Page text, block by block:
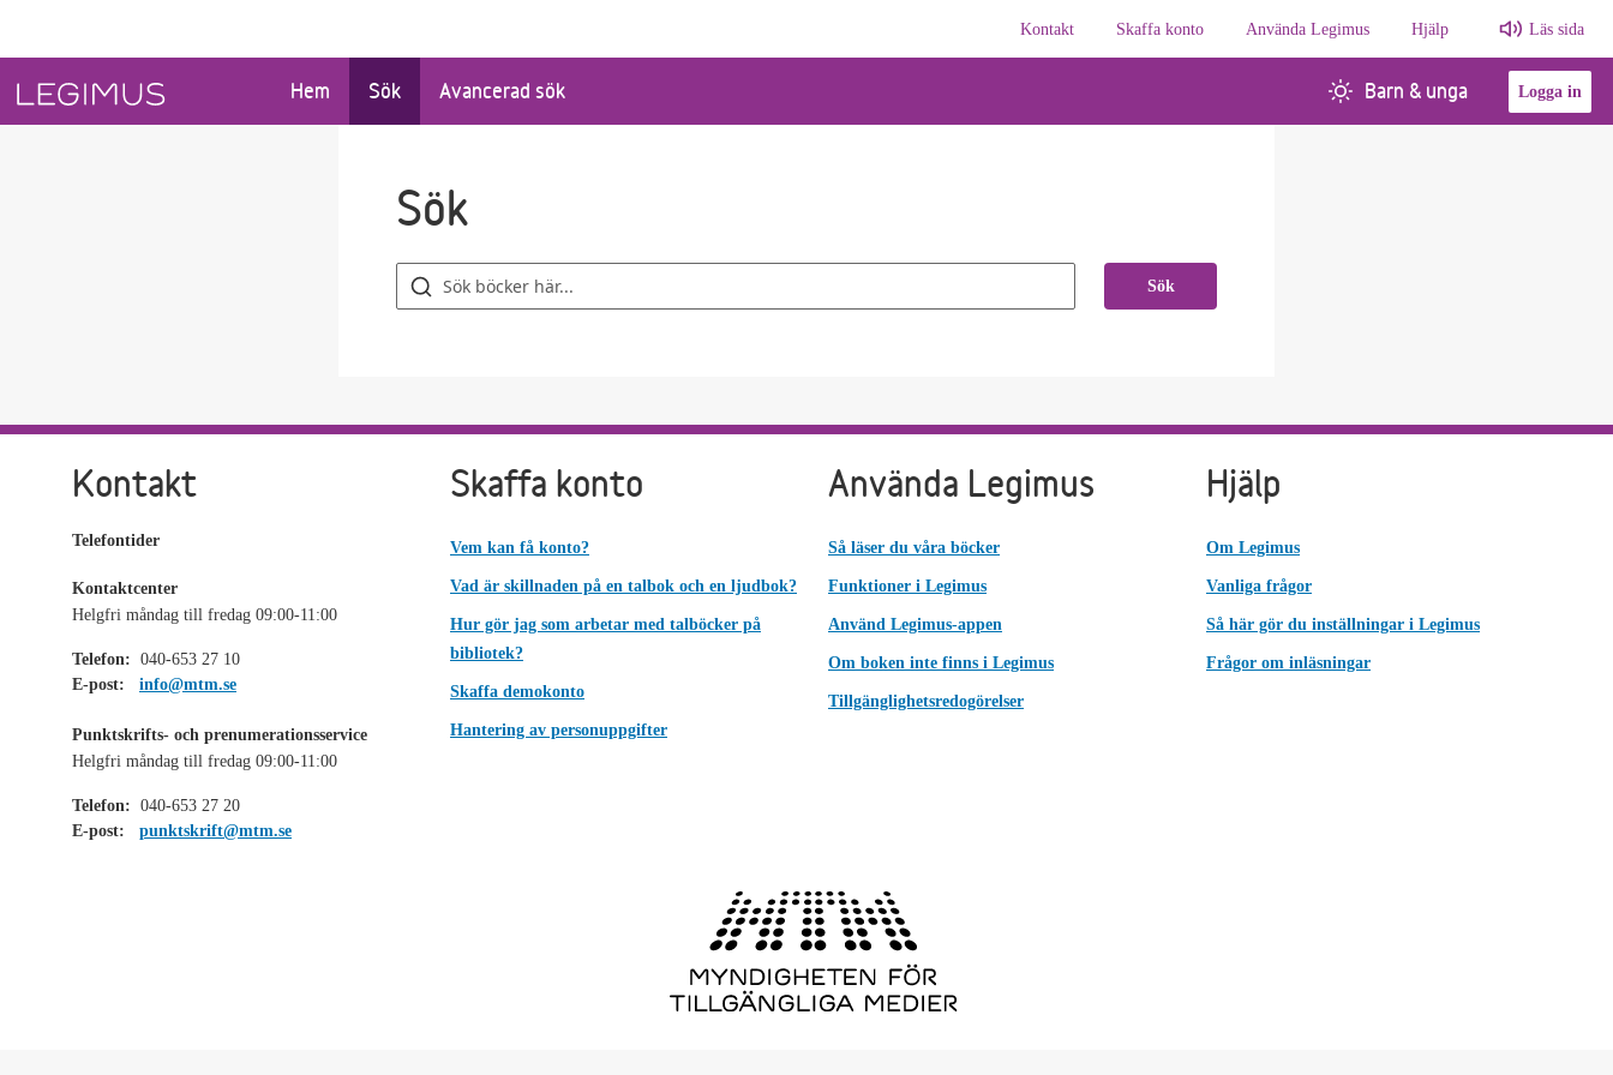
Kontakt
Skaffa konto Använda Legimus Hjälp Läs sida
Hem Sök Avancerad sök Barn & unga Logga in
Sök
Sök
böcker
Sök
Kontakt
Telefontider
Kontaktcenter
Helgfri måndag till fredag 09:00-11:00
Telefon: 040-653 27 10
E-post:
info@mtm.se
Punktskrifts- och prenumerationsservice
Helgfri måndag till fredag 09:00-11:00
Telefon: 040-653 27 20
E-post:
punktskrift@mtm.se
Skaffa konto
Vem kan få konto?
Vad är skillnaden på en talbok och en ljudbok?
Hur gör jag som arbetar med talböcker på
bibliotek?
Skaffa demokonto
Hantering av personuppgifter
Använda Legimus
Så läser du våra böcker
Funktioner i Legimus
Använd Legimus-appen
Om boken inte finns i Legimus
Tillgänglighetsredogörelser
Hjälp
Om Legimus
Vanliga frågor
Så här gör du inställningar i Legimus
Frågor om inläsningar